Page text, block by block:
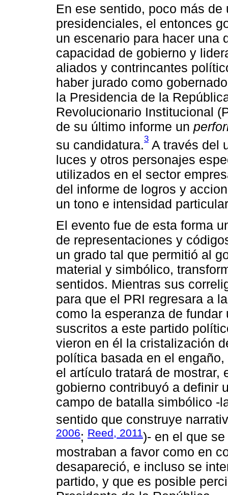
En ese sentido, poco más
presidenciales, el entonces
un escenario para hacer una
capacidad de gobierno y
aliados y contrincantes
haber jurado como
la Presidencia de la
Revolucionario Institucional
de su último informe un
su candidatura.3 A través del
luces y otros personajes
utilizados en el sector
del informe de logros y
un tono e intensidad
El evento fue de esta forma
de representaciones y
un grado tal que permitió al
material y simbólico,
sentidos. Mientras sus
para que el PRI regresara a
como la esperanza de
suscritos a este partido
vieron en él la cristalización
política basada en el
el artículo tratará de mostrar,
gobierno contribuyó a definir
campo de batalla simbólico -
sentido que construye
2006; Reed, 2011)- en el que
mostraban a favor como en
desapareció, e incluso se
partido, y que es posible